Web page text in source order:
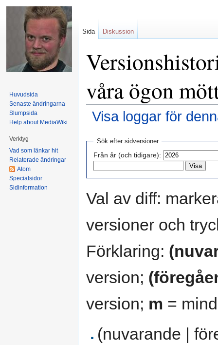
våra ögon
Visa loggar för
Sök efter sidversioner
Från år (och tidigare):
Val av diff:
versioner och
Förklaring:
version;
version; m =
(nuvarande |
Sida Diskussion
Huvudsida
Senaste ändringarna
Slumpsida
Help about MediaWiki
Verktyg
Vad som länkar hit
Relaterade ändringar
Atom
Specialsidor
Sidinformation